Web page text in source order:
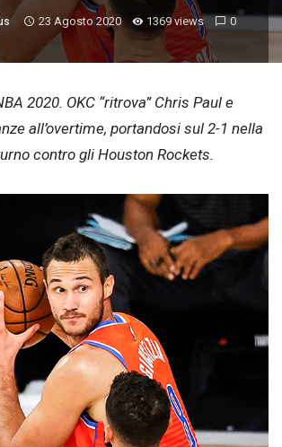
23 Agosto 2020 1369 views 0
2020. OKC “ritrova” Chris Paul e
all’overtime, portandosi sul 2-1 nella
contro gli Houston Rockets.